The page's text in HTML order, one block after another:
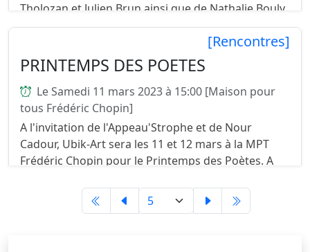
Tholozan et Julien Brun ainsi que de Nathalie Bouly,
animatrice de l'émission Arrêt aux Pages sur Radi...
[Rencontres]
PRINTEMPS DES POETES
Le Samedi 11 mars 2023 à 15:00 [Maison pour
tous Frédéric Chopin]
A l'invitation de l'Appeau'Strophe et de Nour
Cadour, Ubik-Art sera les 11 et 12 mars à la MPT
Frédéric Chopin pour le Printemps des Poètes. A
dernières publ...